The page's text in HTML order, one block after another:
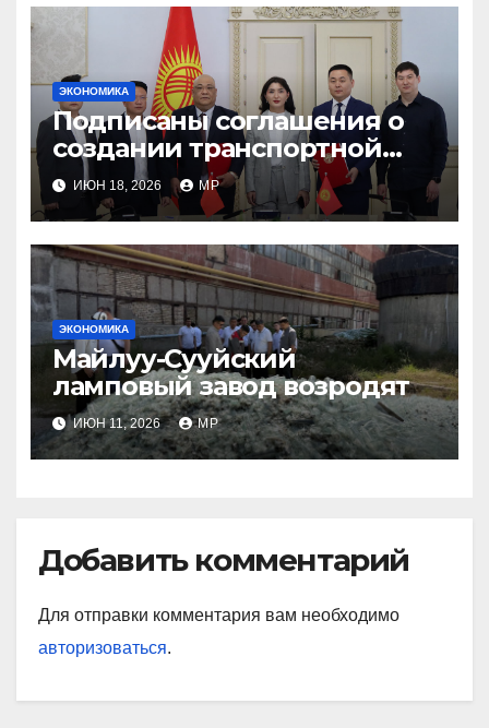
ЭКОНОМИКА
Подписаны соглашения о
создании транспортной
инфраструктуры
ИЮН 18, 2026 MP
ЭКОНОМИКА
Майлуу-Сууйский
ламповый завод возродят
ИЮН 11, 2026 MP
Добавить комментарий
Для отправки комментария вам необходимо
авторизоваться.